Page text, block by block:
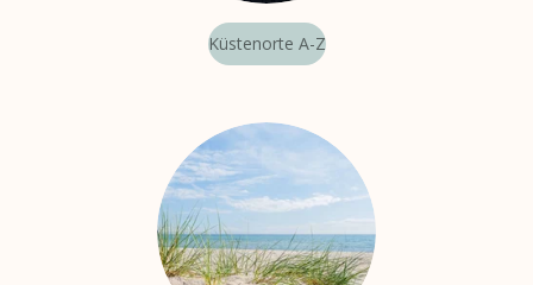
Küstenorte A-Z